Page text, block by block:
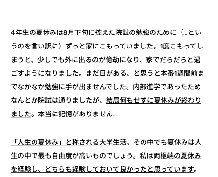
4年生の夏休みは8月下旬に控えた院試の勉強のために（…とい
うのを言い訳に）ずっと家にこもっていました。1度こもってし
まうと、少しでも外に出るのが億劫になり、家でだらだらと過
ごすようになりました。まだ日がある、と思うと本番1週間前ま
でなかなか勉強に手が出ませんでした。内部進学であったため
なんとか院試は通りましたが、結局何もせずに夏休みが終わり
ました。本当に記憶がありません…
「人生の夏休み」と称される大学生活。その中でも夏休みは人
生の中で最も自由度が高いものでしょう。私は両極端の夏休み
を経験し、どちらも経験しておいて良かったと思っています。